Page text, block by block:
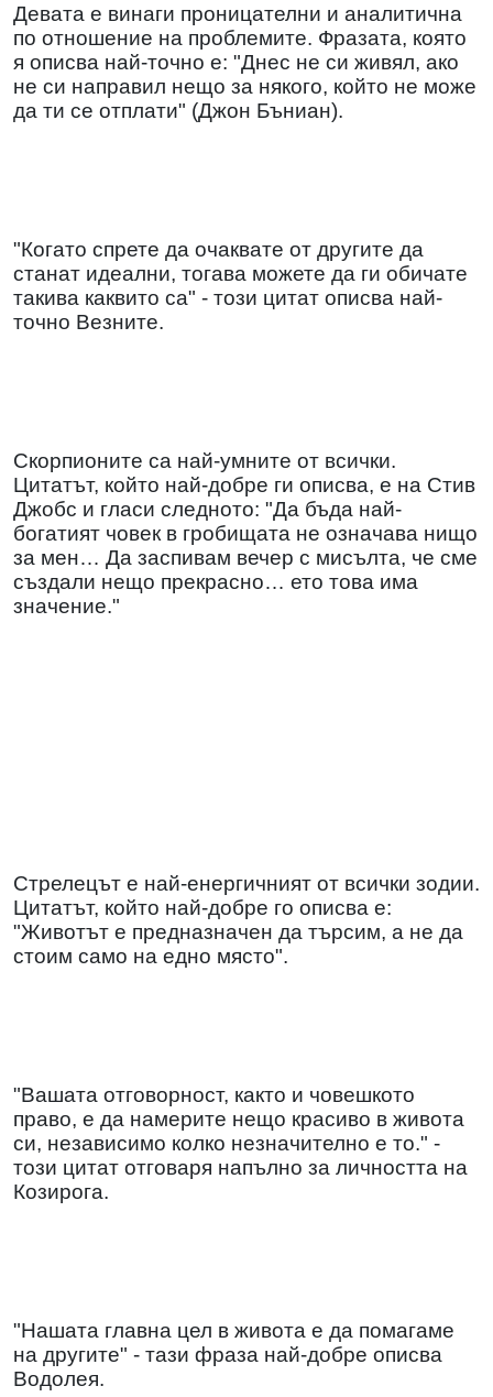
Девата е винаги проницателни и аналитична
по отношение на проблемите. Фразата, която
я описва най-точно е: "Днес не си живял, ако
не си направил нещо за някого, който не може
да ти се отплати" (Джон Бъниан).
"Когато спрете да очаквате от другите да
станат идеални, тогава можете да ги обичате
такива каквито са" - този цитат описва най-
точно Везните.
Скорпионите са най-умните от всички.
Цитатът, който най-добре ги описва, е на Стив
Джобс и гласи следното: "Да бъда най-
богатият човек в гробищата не означава нищо
за мен… Да заспивам вечер с мисълта, че сме
създали нещо прекрасно… ето това има
значение."
Стрелецът е най-енергичният от всички зодии.
Цитатът, който най-добре го описва е:
"Животът е предназначен да търсим, а не да
стоим само на едно място".
"Вашата отговорност, както и човешкото
право, е да намерите нещо красиво в живота
си, независимо колко незначително е то." -
този цитат отговаря напълно за личността на
Козирога.
"Нашата главна цел в живота е да помагаме
на другите" - тази фраза най-добре описва
Водолея.